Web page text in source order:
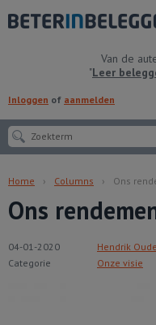
Van de
"Leer
Inloggen of aanmelden
Home Columns Ons
Ons
04-01-2020
Hendrik
Categorie
Onze visie